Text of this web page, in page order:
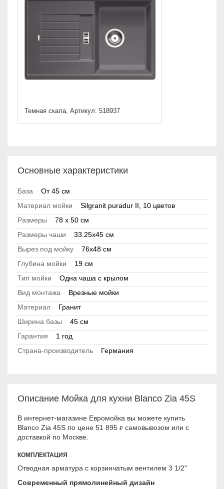
Темная скала, Артикул: 518937
Основные характеристики
База
От 45 см
Материал мойки
Silgranit puradur II, 10 цветов
Размеры
78 x 50 см
Размеры чаши
33.25x45 см
Вырез под мойку
76x48 см
Глубина мойки
19 см
Тип мойки
Одна чаша с крылом
Вид монтажа
Врезные мойки
Материал
Гранит
Ширина базы
45 см
Гарантия
1 год
Страна-производитель
Германия
Описание Мойка для кухни Blanco Zia 45S
В интернет-магазине Евромойка вы можете купить
Blanco Zia 45S по цене 51 895 ₽ самовывозом или с
доставкой по Москве.
КОМПЛЕКТАЦИЯ
Отводная арматура с корзинчатым вентилем 3 1/2"
Современный прямолинейный дизайн